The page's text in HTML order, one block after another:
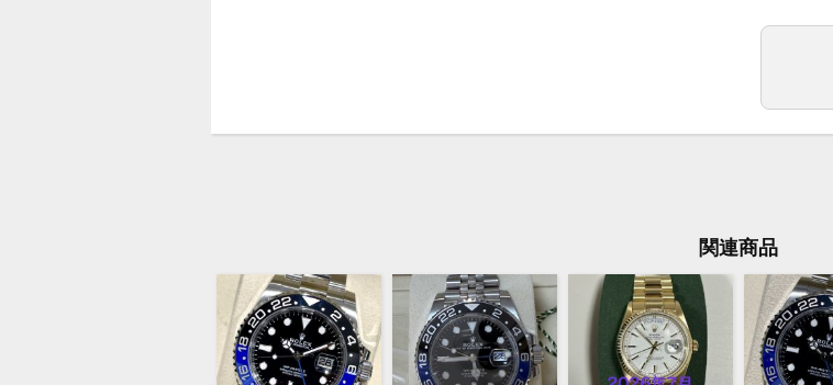
ムーブメ
ケースサ
付属品
状態
関連商品